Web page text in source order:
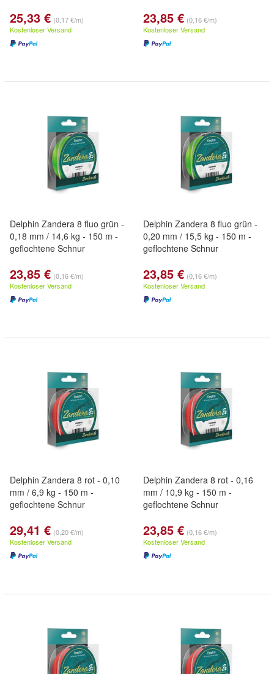
25,33 € (0,17 €/m)
Kostenloser Versand
23,85 € (0,16 €/m)
Kostenloser Versand
Delphin Zandera 8 fluo grün -
0,18 mm / 14,6 kg - 150 m -
geflochtene Schnur
23,85 € (0,16 €/m)
Kostenloser Versand
Delphin Zandera 8 fluo grün -
0,20 mm / 15,5 kg - 150 m -
geflochtene Schnur
23,85 € (0,16 €/m)
Kostenloser Versand
Delphin Zandera 8 rot - 0,10
mm / 6,9 kg - 150 m -
geflochtene Schnur
29,41 € (0,20 €/m)
Kostenloser Versand
Delphin Zandera 8 rot - 0,16
mm / 10,9 kg - 150 m -
geflochtene Schnur
23,85 € (0,16 €/m)
Kostenloser Versand